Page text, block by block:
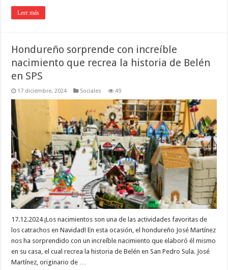
Leer más
Hondureño sorprende con increíble
nacimiento que recrea la historia de Belén
en SPS
17 diciembre, 2024 Sociales 49
17.12.2024 ¡Los nacimientos son una de las actividades favoritas de
los catrachos en Navidad! En esta ocasión, el hondureño José Martínez
nos ha sorprendido con un increíble nacimiento que elaboró él mismo
en su casa, el cual recrea la historia de Belén en San Pedro Sula. José
Martínez, originario de …